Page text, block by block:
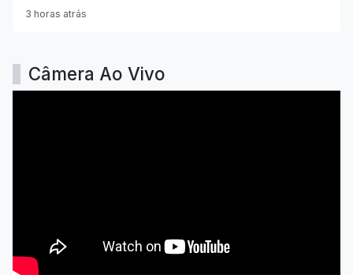
3 horas atrás
Câmera Ao Vivo